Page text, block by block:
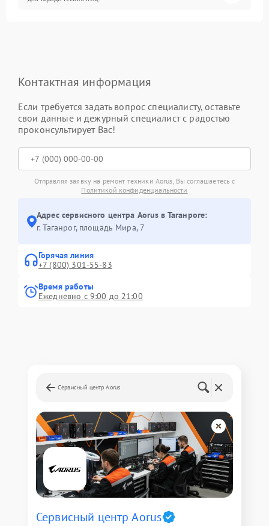
Контактная информация
Если требуется задать вопрос специалисту, оставьте
свои данные и дежурный специалист с радостью
проконсультирует Вас!
Отправляя заявку на ремонт техники Aorus, Вы соглашаетесь с
Политикой конфиденциальности
Адрес сервисного центра Aorus в Таганроге:
г. Таганрог, площадь Мира, 7
Горячая линия
+7 (800) 301-55-83
Время работы
Ежедневно с 9:00 до 21:00
Сервисный центр Aorus
Сервисный центр Aorus